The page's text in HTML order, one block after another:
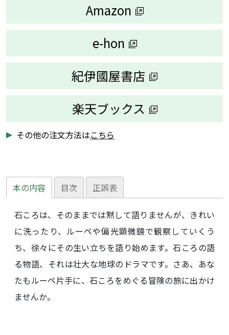
Amazon
e-hon
紀伊國屋書店
楽天ブックス
その他の注文方法はこちら
本の内容 目次 正誤表
石ころは、そのままでは黙して語りませんが、きれい
に洗ったり、ルーペや偏光顕微鏡で観察していくう
ち、徐々にその生い立ちを語り始めます。石ころの語
る物語、それは壮大な地球のドラマです。さあ、あな
たもルーペ片手に、石ころをめぐる冒険の旅に出かけ
ませんか。